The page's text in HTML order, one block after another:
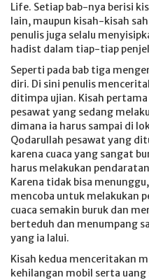
Life. Setiap bab-nya berisi
lain, maupun kisah-kisah
penulis juga selalu
hadist dalam tiap-tiap
Seperti pada bab tiga
diri. Di sini penulis
ditimpa ujian. Kisah
pesawat yang sedang
dimana ia harus sampai di
Qodarullah pesawat yang
karena cuaca yang sangat
harus melakukan
Karena tidak bisa
mencoba untuk melakukan
cuaca semakin buruk dan
berteduh dan menumpang
yang ia lalui.
Kisah kedua menceritakan
kehilangan mobil serta